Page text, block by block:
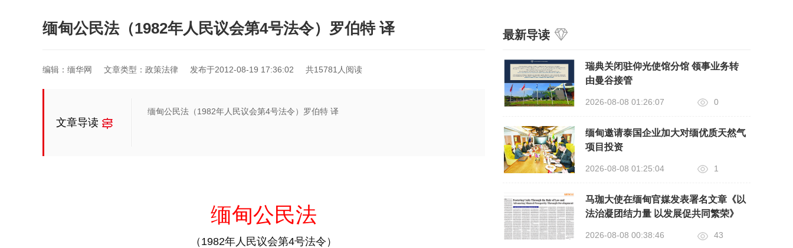
缅甸公民法（1982年人民议会第4号法令）罗伯特 译
编辑：缅华网 文章类型：政策法律 发布于2012-08-19 17:36:02 共15781人阅读
文章导读
缅甸公民法（1982年人民议会第4号法令）罗伯特 译
缅甸公民法
（1982年人民议会第4号法令）
最新导读
瑞典关闭驻仰光使馆分馆 领事业务转
由曼谷接管
2026-08-08 01:26:07 0
缅甸邀请泰国企业加大对缅优质天然气
项目投资
2026-08-08 01:25:04 1
马珈大使在缅甸官媒发表署名文章《以
法治凝团结力量 以发展促共同繁荣》
2026-08-08 00:38:46 43